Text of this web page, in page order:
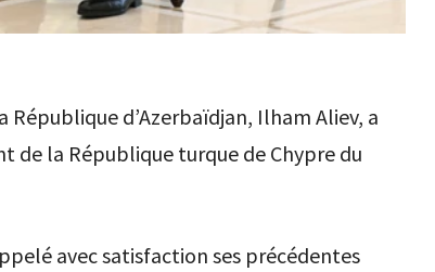
d’Azerbaïdjan, Ilham Aliev, a
de la République turque de Chypre du
avec satisfaction ses précédentes